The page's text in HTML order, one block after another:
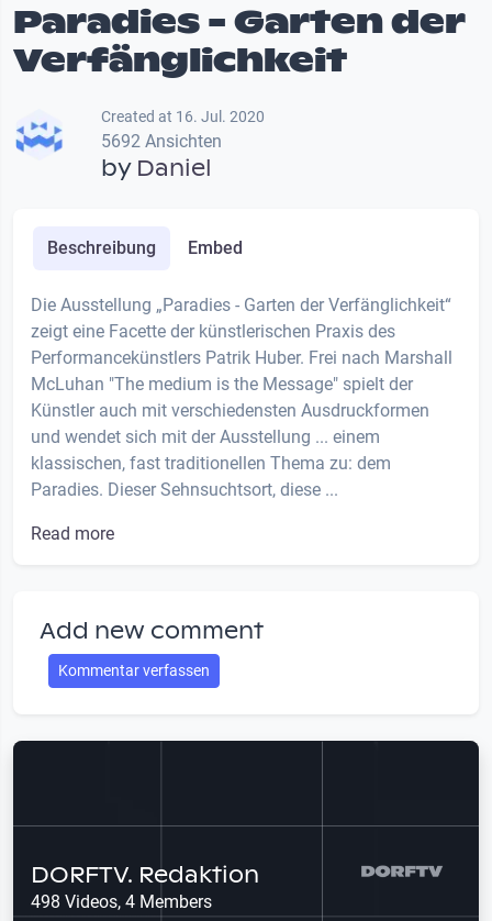
Paradies - Garten der
Verfänglichkeit
Created at 16. Jul. 2020
5692 Ansichten
by Daniel
Beschreibung Embed
Die Ausstellung „Paradies - Garten der Verfänglichkeit“
zeigt eine Facette der künstlerischen Praxis des
Performancekünstlers Patrik Huber. Frei nach Marshall
McLuhan "The medium is the Message" spielt der
Künstler auch mit verschiedensten Ausdruckformen
und wendet sich mit der Ausstellung ... einem
klassischen, fast traditionellen Thema zu: dem
Paradies. Dieser Sehnsuchtsort, diese ...
Read more
Add new comment
Kommentar verfassen
DORFTV. Redaktion
498 Videos, 4 Members